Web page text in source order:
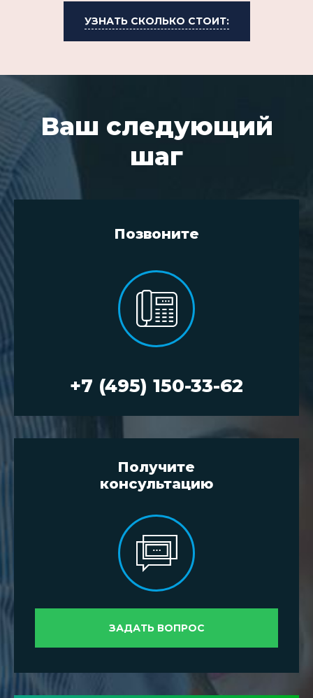
УЗНАТЬ СКОЛЬКО СТОИТ:
Ваш следующий
шаг
Позвоните
+7 (495) 150-33-62
Получите
консультацию
ЗАДАТЬ ВОПРОС